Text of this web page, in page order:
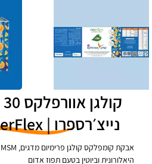
נייצ׳רספרו | Collagen EverFlex
היאלורונית וביוטין בטעם תפוז אדום